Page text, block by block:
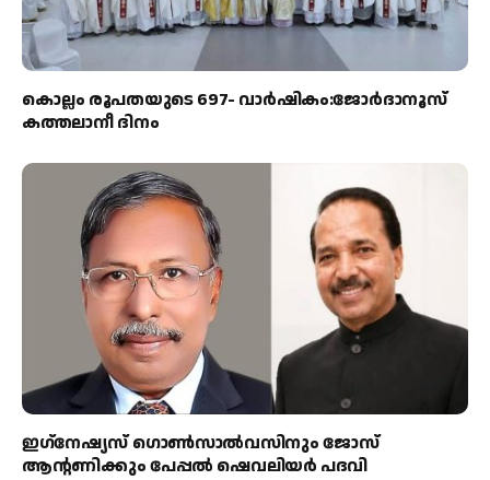
കൊല്ലം രൂപതയുടെ 697- വാർഷികം:ജോർദാനൂസ്
കത്തലാനീ ദിനം
ഇഗ്‌നേഷ്യസ് ഗൊൺസാൽവസിനും ജോസ്
ആന്റണിക്കും പേപ്പൽ ഷെവലിയർ പദവി